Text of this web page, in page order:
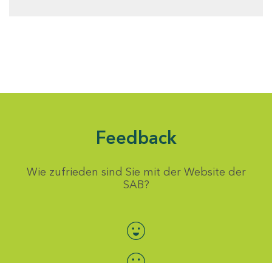
Feedback
Wie zufrieden sind Sie mit der Website der
SAB?
Bewertung auswählen